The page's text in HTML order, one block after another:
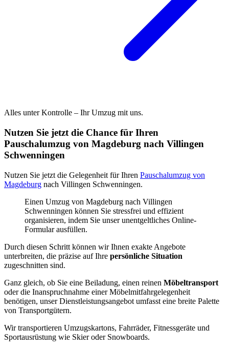
Alles unter Kontrolle – Ihr Umzug mit uns.
Nutzen Sie jetzt die Chance für Ihren
Pauschalumzug von Magdeburg nach Villingen
Schwenningen⁠
Nutzen Sie jetzt die Gelegenheit für Ihren Pauschalumzug von
Magdeburg nach Villingen Schwenningen⁠.
Einen Umzug von Magdeburg nach Villingen
Schwenningen⁠ können Sie stressfrei und effizient
organisieren, indem Sie unser unentgeltliches Online-
Formular ausfüllen.
Durch diesen Schritt können wir Ihnen exakte Angebote
unterbreiten, die präzise auf Ihre persönliche Situation
zugeschnitten sind.
Ganz gleich, ob Sie eine Beiladung, einen reinen Möbeltransport
oder die Inanspruchnahme einer Möbelmitfahrgelegenheit
benötigen, unser Dienstleistungsangebot umfasst eine breite Palette
von Transportgütern.
Wir transportieren Umzugskartons, Fahrräder, Fitnessgeräte und
Sportausrüstung wie Skier oder Snowboards.